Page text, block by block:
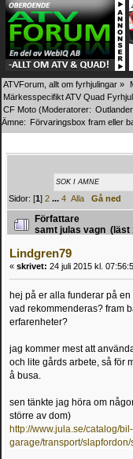
ATVForum, allt om fyrhjulingar »
Märkesspecifikt ATV Quad
CF Moto (Moderatorer: Outlander,
Ämne: Förvaringsbox fram eller
Sidor: [1]2 ...4 Alla Gå ned
Författare
samt julas vagn (läst
Lindgren79
« skrivet: 24 juli 2015 kl.
hej på er alla funderar på
vad rekommenderas? fram
erfarenheter?
jag kommer mest att
och lite gårds arbete, så för
å busa.
sen tänkte jag höra om
större av dom)
http://www.jula.se/catalog/
garage/transport/